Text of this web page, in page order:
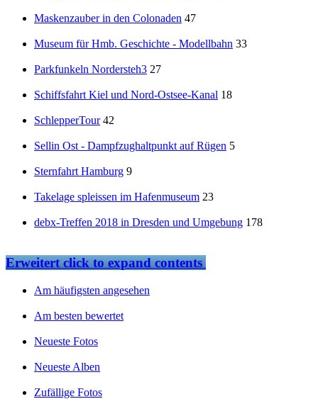
Maskenzauber in den Colonaden 47
Museum für Hmb. Geschichte - Modellbahn 33
Parkfunkeln Nordersteh3 27
Schiffsfahrt Kiel und Nord-Ostsee-Kanal 18
SchlepperTour 42
Sellin Ost - Dampfzughaltpunkt auf Rügen 5
Sternfahrt Hamburg 9
Takelage spleissen im Hafenmuseum 23
debx-Treffen 2018 in Dresden und Umgebung 178
Erweitertclick to expand contents
Am häufigsten angesehen
Am besten bewertet
Neueste Fotos
Neueste Alben
Zufällige Fotos